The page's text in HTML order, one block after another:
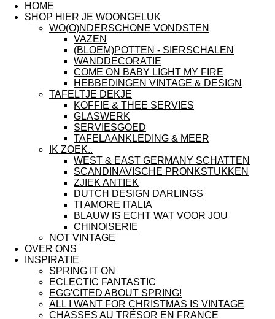
HOME
SHOP HIER JE WOONGELUK
WO(O)NDERSCHONE VONDSTEN
VAZEN
(BLOEM)POTTEN - SIERSCHALEN
WANDDECORATIE
COME ON BABY LIGHT MY FIRE
HEBBEDINGEN VINTAGE & DESIGN
TAFELTJE DEKJE
KOFFIE & THEE SERVIES
GLASWERK
SERVIESGOED
TAFELAANKLEDING & MEER
IK ZOEK..
WEST & EAST GERMANY SCHATTEN
SCANDINAVISCHE PRONKSTUKKEN
ZJIEK ANTIEK
DUTCH DESIGN DARLINGS
TI AMORE ITALIA
BLAUW IS ECHT WAT VOOR JOU
CHINOISERIE
NOT VINTAGE
OVER ONS
INSPIRATIE
SPRING IT ON
ECLECTIC FANTASTIC
EGG'CITED ABOUT SPRING!
ALL I WANT FOR CHRISTMAS IS VINTAGE
CHASSES AU TRÉSOR EN FRANCE